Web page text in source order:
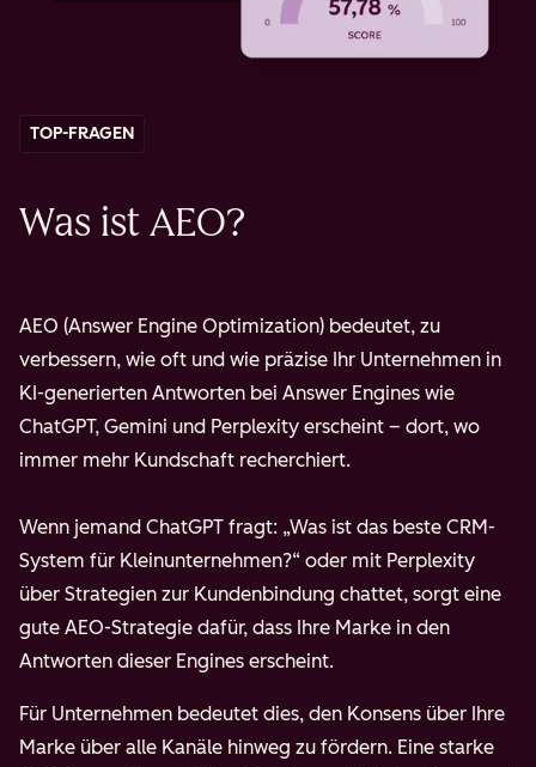
TOP-FRAGEN
Was ist AEO?
AEO (Answer Engine Optimization) bedeutet, zu
verbessern, wie oft und wie präzise Ihr Unternehmen in
KI-generierten Antworten bei Answer Engines wie
ChatGPT, Gemini und Perplexity erscheint – dort, wo
immer mehr Kundschaft recherchiert.
Wenn jemand ChatGPT fragt: „Was ist das beste CRM-
System für Kleinunternehmen?“ oder mit Perplexity
über Strategien zur Kundenbindung chattet, sorgt eine
gute AEO-Strategie dafür, dass Ihre Marke in den
Antworten dieser Engines erscheint.
Für Unternehmen bedeutet dies, den Konsens über Ihre
Marke über alle Kanäle hinweg zu fördern. Eine starke